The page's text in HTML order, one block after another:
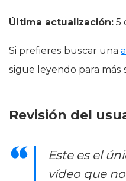
Última actualización: 5
Si prefieres buscar una
sigue leyendo para más
Revisión del
Este es el
vídeo que